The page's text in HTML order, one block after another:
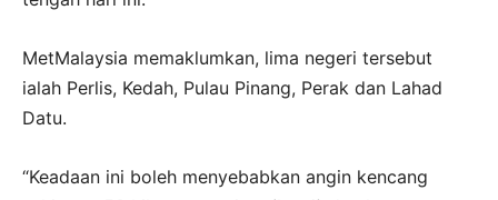
MetMalaysia memaklumkan, lima negeri tersebut
ialah Perlis, Kedah, Pulau Pinang, Perak dan Lahad
Datu.
“Keadaan ini boleh menyebabkan angin kencang